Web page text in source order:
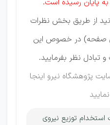
پایان رسیده است.
از طریق بخش نظرات
صفحه) در خصوص این
نظر بفرمایید.
پژوهشگاه نیرو اینجا
استخدام توزیع نیروی